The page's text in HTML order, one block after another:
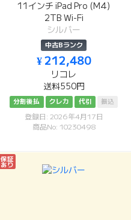
11インチ iPad Pro (M4)
2TB Wi-Fi
シルバー
中古Bランク
¥ 212,480
リコレ
送料550円
分割後払 クレカ 代引 振込
登録日: 2026年4月17日
商品No: 10230498
保証
あり